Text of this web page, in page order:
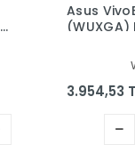
Asus
(WUXGA)
Ekran -
3.954,53